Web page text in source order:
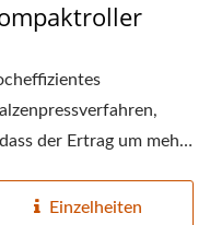
der Ertrag um mehr
Einzelheiten